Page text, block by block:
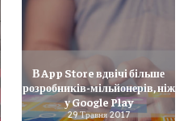
В App Store вдвічі більше
розробників-мільйонерів, ніж
у Google Play
29 Травня 2017